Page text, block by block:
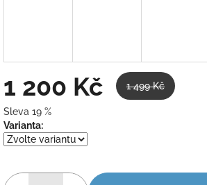
1 200 Kč 1 499 Kč
Sleva 19 %
Měrná
cena:
Varianta: